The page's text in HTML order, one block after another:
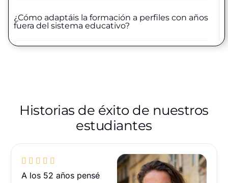
¿Cómo adaptáis la formación a perfiles con años
fuera del sistema educativo?
Historias de éxito de nuestros
estudiantes
    
A los 52 años pensé